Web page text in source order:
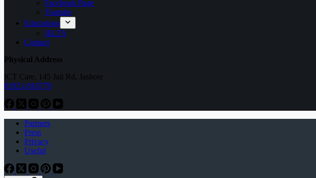
Facebook Page
Youtube
Educations
IELTS
Contact
Physical Address
ICT Care, 145 Jail Rd, Jashore
01921-816779
Partners
Press
Privacy
Useful